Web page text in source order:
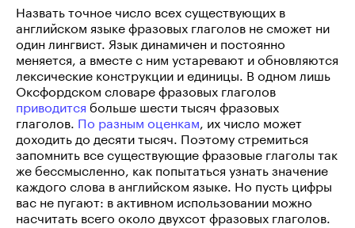
Назвать точное число всех существующих в
английском языке фразовых глаголов не сможет ни
один лингвист. Язык динамичен и постоянно
меняется, а вместе с ним устаревают и обновляются
лексические конструкции и единицы. В одном лишь
Оксфордском словаре фразовых глаголов
приводится больше шести тысяч фразовых
глаголов. По разным оценкам, их число может
доходить до десяти тысяч. Поэтому стремиться
запомнить все существующие фразовые глаголы так
же бессмысленно, как попытаться узнать значение
каждого слова в английском языке. Но пусть цифры
вас не пугают: в активном использовании можно
насчитать всего около двухсот фразовых глаголов.